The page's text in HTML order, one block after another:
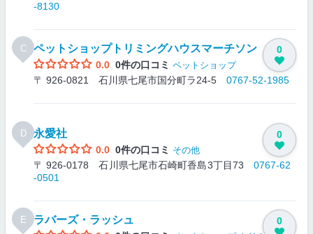
-8130
C ペットショップトリミングハウスマーチソン
0.0 0件の口コミ ペットショップ
〒 926-0821 石川県七尾市国分町ラ24-5 0767-52-1985
0
D 永愛社
0.0 0件の口コミ その他
〒 926-0178 石川県七尾市石崎町香島3丁目73 0767-62
-0501
0
E ラバーズ・ラッシュ 0